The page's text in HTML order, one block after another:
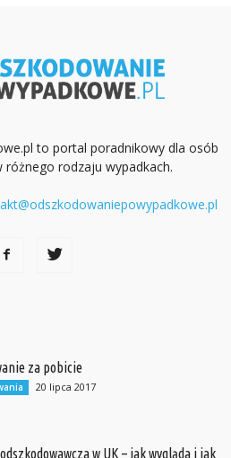
to portal poradnikowy dla osób
rodzaju wypadkach.
za pobicie
20 lipca 2017
w UK – jak wygląda i jak